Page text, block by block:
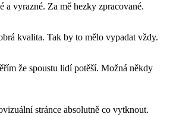
vyrazné. Za mě hezky zpracované.
kvalita. Tak by to mělo vypadat vždy.
že spoustu lidí potěší. Možná někdy
stránce absolutně co vytknout.